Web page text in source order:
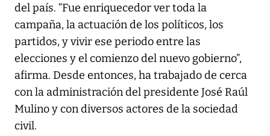
del país. “Fue enriquecedor ver toda la
campaña, la actuación de los políticos, los
partidos, y vivir ese periodo entre las
elecciones y el comienzo del nuevo gobierno”,
afirma. Desde entonces, ha trabajado de cerca
con la administración del presidente José Raúl
Mulino y con diversos actores de la sociedad
civil.